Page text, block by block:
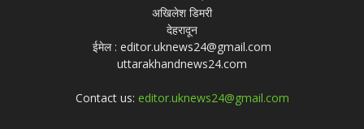
अखिलेश डिमरी
देहरादून
ईमेल : editor.uknews24@gmail.com
uttarakhandnews24.com
Contact us: editor.uknews24@gmail.com